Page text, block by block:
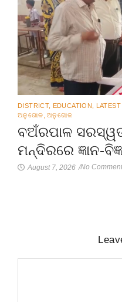
DISTRICT, EDUCATION
ଅନୁଗୋଳ ଅନୁଗୋଳ
ବଅଁରପାଳ
ମନ୍ଦିରରେ ଜ୍ଞାନ-
August 7, 2026 /No